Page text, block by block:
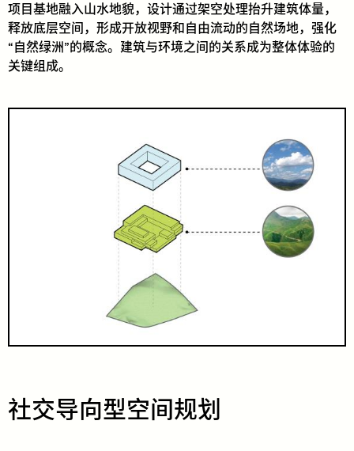
项目基地融入山水地貌，设计通过架空处理抬升建筑体量，
释放底层空间，形成开放视野和自由流动的自然场地，强化
“自然绿洲”的概念。建筑与环境之间的关系成为整体体验的
关键组成。
社交导向型空间规划